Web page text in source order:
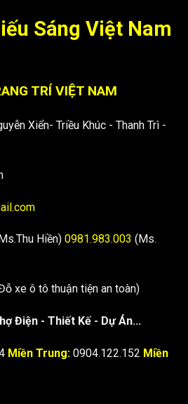
Sáng Việt Nam
TRÍ VIỆT NAM
Xiển- Triều Khúc - Thanh Trì -
Hiền) 0981.983.003 (Ms.
xe ô tô thuận tiện an toàn)
Điện - Thiết Kế - Dự Án...
Miền Trung: 0904.122.152 Miền